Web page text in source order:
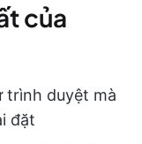
của
trình duyệt mà
đặt